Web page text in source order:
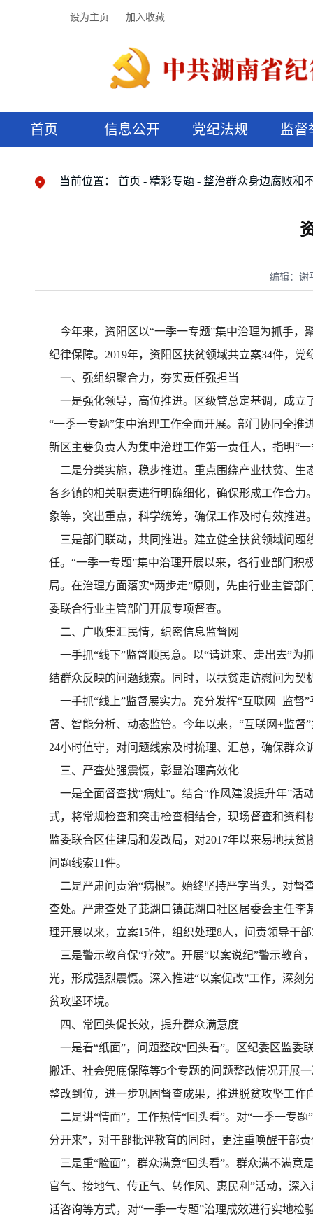
设为主页 加入收藏
首页 信息公开 党纪法规 监督
当前位置： 首页 精彩专题 整治群众身边腐败和
编辑：谢
今年来，资阳区以“一季一专题”集中治理为抓手，
纪律保障。2019年，资阳区扶贫领域共立案34件，党
一、强组织聚合力，夯实责任强担当
一是强化领导，高位推进。区级管总定基调，成立
“一季一专题”集中治理工作全面开展。部门协同全
新区主要负责人为集中治理工作第一责任人，指明“
二是分类实施，稳步推进。重点围绕产业扶贫、生
各乡镇的相关职责进行明确细化，确保形成工作合
象等，突出重点，科学统筹，确保工作及时有效推进
三是部门联动，共同推进。建立健全扶贫领域问题
任。“一季一专题”集中治理开展以来，各行业部门
局。在治理方面落实“两步走”原则，先由行业主管
委联合行业主管部门开展专项督查。
二、广收集汇民情，织密信息监督网
一手抓“线下”监督顺民意。以“请进来、走出去”为
结群众反映的问题线索。同时，以扶贫走访慰问为
一手抓“线上”监督展实力。充分发挥“互联网+监督
督、智能分析、动态监管。今年以来，“互联网+监
24小时值守，对问题线索及时梳理、汇总，确保群
三、严查处强震慑，彰显治理高效化
一是全面督查找“病灶”。结合“作风建设提升年”活
式，将常规检查和突击检查相结合，现场督查和资
监委联合区住建局和发改局，对2017年以来易地扶
问题线索11件。
二是严肃问责治“病根”。始终坚持严字当头，对督
查处。严肃查处了茈湖口镇茈湖口社区居委会主任
理开展以来，立案15件，组织处理8人，问责领导干
三是警示教育保“疗效”。开展“以案说纪”警示教育
光，形成强烈震慑。深入推进“以案促改”工作，深
贫攻坚环境。
四、常回头促长效，提升群众满意度
一是看“纸面”，问题整改“回头看”。区纪委区监委
搬迁、社会兜底保障等5个专题的问题整改情况开展
整改到位，进一步巩固督查成果，推进脱贫攻坚工作
二是讲“情面”，工作热情“回头看”。对“一季一专
分开来”，对干部批评教育的同时，更注重唤醒干部
三是重“脸面”，群众满意“回头看”。群众满不满意
官气、接地气、传正气、转作风、惠民利”活动，深
话咨询等方式，对“一季一专题”治理成效进行实地